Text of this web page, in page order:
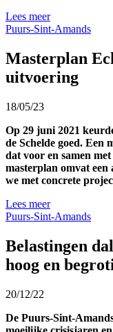
Lees meer
Puurs-Sint-Amands
Masterplan
uitvoering
18/05/23
Op 29 juni 2021
de Schelde goed. Een
dat voor en samen
masterplan omvat een
we met concrete
Lees meer
Puurs-Sint-Amands
Belastingen
hoog en
20/12/22
De Puurs-Sint-